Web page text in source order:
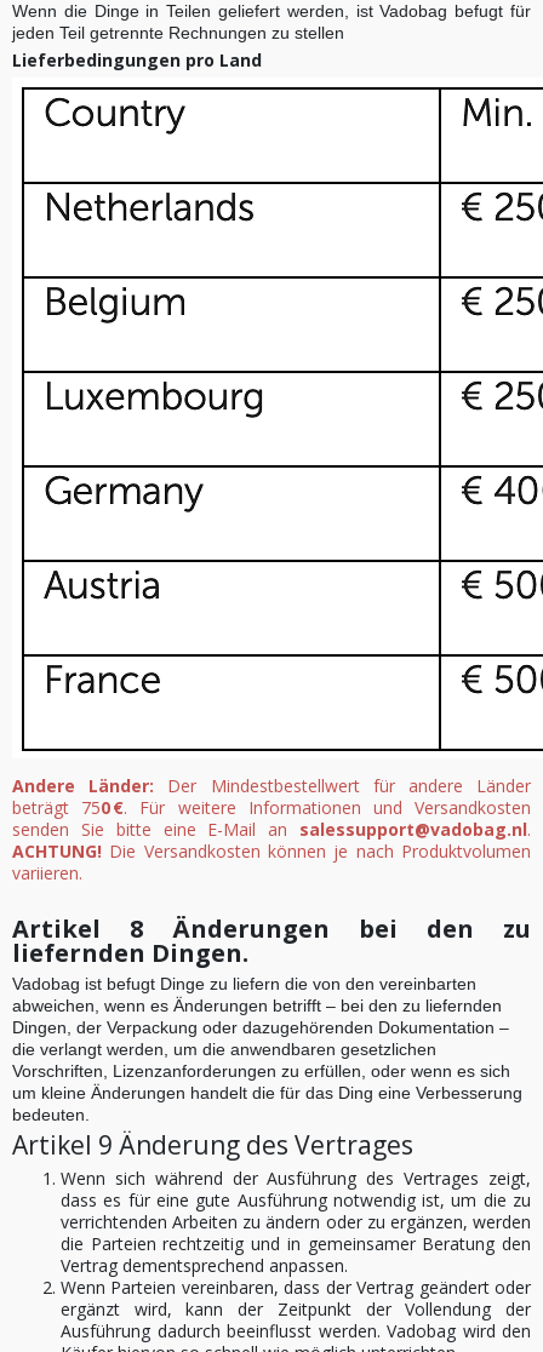
Wenn die Dinge in Teilen geliefert werden, ist Vadobag befugt für
jeden Teil getrennte Rechnungen zu stellen
Lieferbedingungen pro Land
Andere Länder: Der Mindestbestellwert für andere Länder
beträgt 750 €. Für weitere Informationen und Versandkosten
senden Sie bitte eine E-Mail an salessupport@vadobag.nl.
ACHTUNG! Die Versandkosten können je nach Produktvolumen
variieren.
Artikel 8 Änderungen bei den zu
liefernden Dingen.
Vadobag ist befugt Dinge zu liefern die von den vereinbarten
abweichen, wenn es Änderungen betrifft – bei den zu liefernden
Dingen, der Verpackung oder dazugehörenden Dokumentation –
die verlangt werden, um die anwendbaren gesetzlichen
Vorschriften, Lizenzanforderungen zu erfüllen, oder wenn es sich
um kleine Änderungen handelt die für das Ding eine Verbesserung
bedeuten.
Artikel 9 Änderung des Vertrages
Wenn sich während der Ausführung des Vertrages zeigt,
dass es für eine gute Ausführung notwendig ist, um die zu
verrichtenden Arbeiten zu ändern oder zu ergänzen, werden
die Parteien rechtzeitig und in gemeinsamer Beratung den
Vertrag dementsprechend anpassen.
Wenn Parteien vereinbaren, dass der Vertrag geändert oder
ergänzt wird, kann der Zeitpunkt der Vollendung der
Ausführung dadurch beeinflusst werden. Vadobag wird den